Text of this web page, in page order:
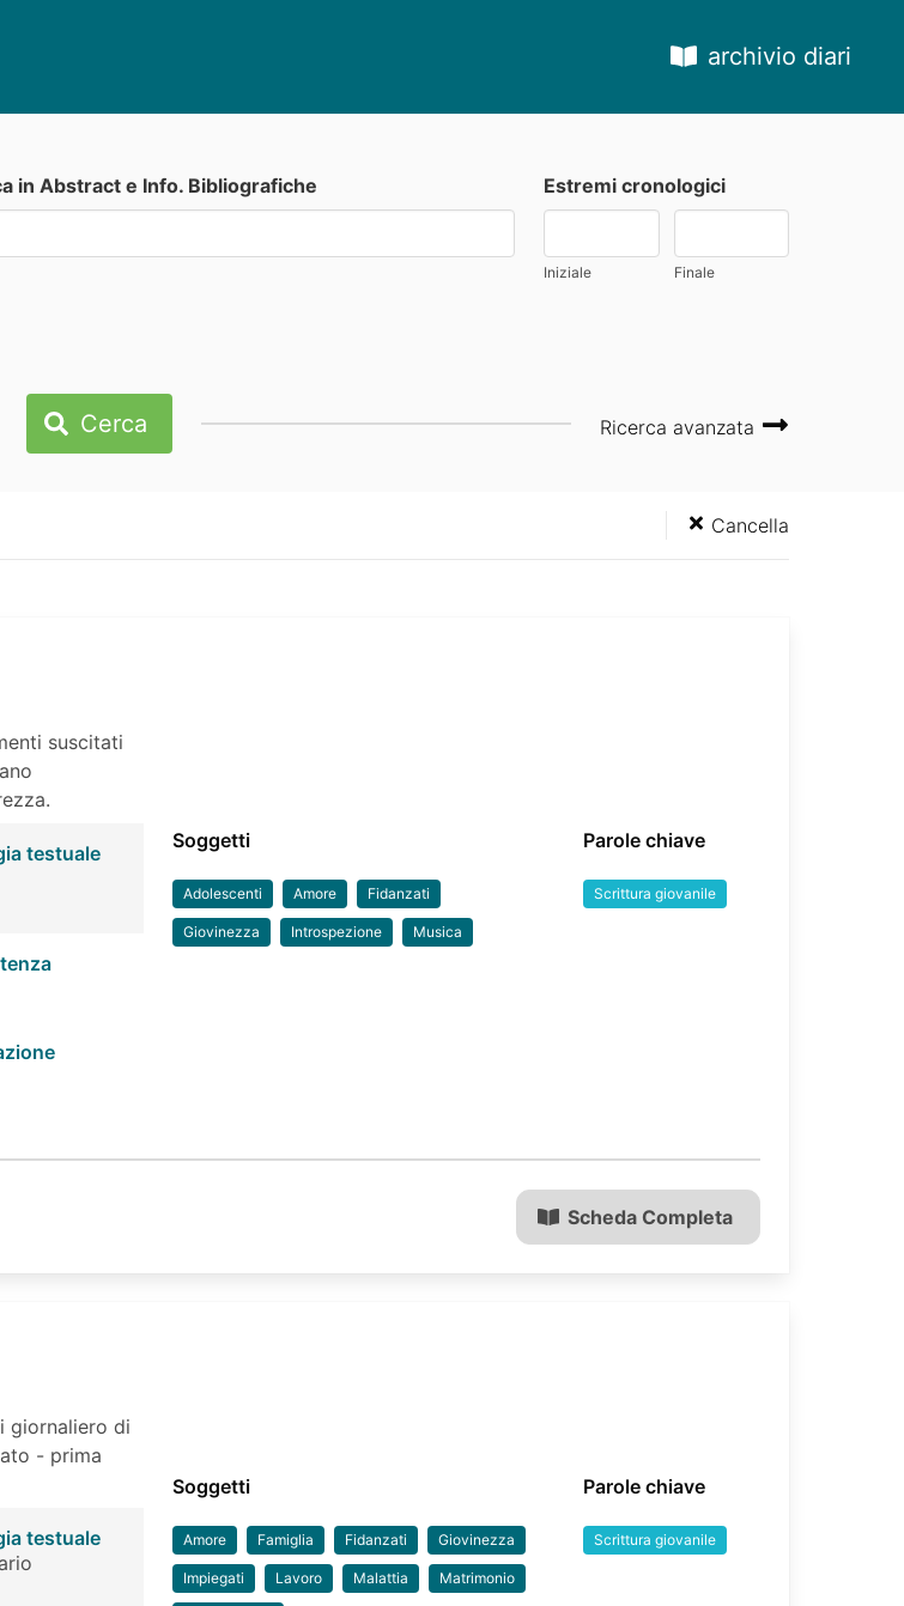
archivio diari
in Abstract e Info. Bibliografiche Estremi cronologici
Iniziale Finale
Cerca Ricerca avanzata
Cancella
suscitati
testuale
Soggetti
Adolescenti Amore Fidanzati
Giovinezza Introspezione Musica
Parole chiave
Scrittura giovanile
Scheda Completa
giornaliero di
- prima
testuale
Soggetti
Amore Famiglia Fidanzati Giovinezza
Impiegati Lavoro Malattia Matrimonio
Parole chiave
Scrittura giovanile